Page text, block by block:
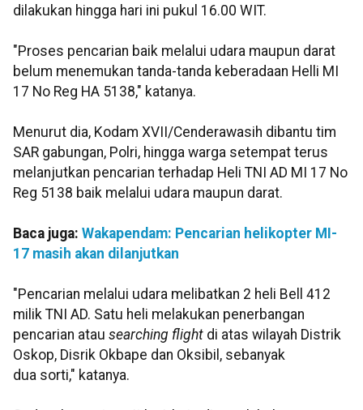
dilakukan hingga hari ini pukul 16.00 WIT.
"Proses pencarian baik melalui udara maupun darat
belum menemukan tanda-tanda keberadaan Helli MI
17 No Reg HA 5138," katanya.
Menurut dia, Kodam XVII/Cenderawasih dibantu tim
SAR gabungan, Polri, hingga warga setempat terus
melanjutkan pencarian terhadap Heli TNI AD MI 17 No
Reg 5138 baik melalui udara maupun darat.
Baca juga: Wakapendam: Pencarian helikopter MI-
17 masih akan dilanjutkan
"Pencarian melalui udara melibatkan 2 heli Bell 412
milik TNI AD. Satu heli melakukan penerbangan
pencarian atau searching flight di atas wilayah Distrik
Oskop, Disrik Okbape dan Oksibil, sebanyak
dua sorti," katanya.